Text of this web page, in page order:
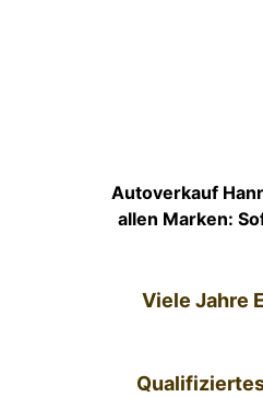
Autoverkauf
allen Marken:
Viele Jahre